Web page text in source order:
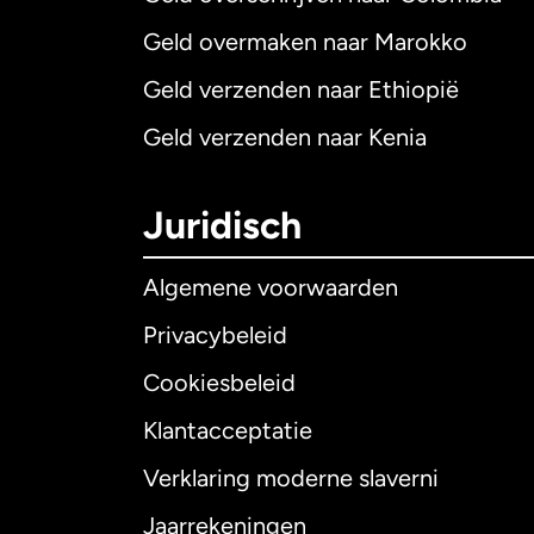
Geld overmaken naar Marokko
Geld verzenden naar Ethiopië
Geld verzenden naar Kenia
Juridisch
Algemene voorwaarden
Privacybeleid
Cookiesbeleid
Klantacceptatie
Verklaring moderne slaverni
Jaarrekeningen